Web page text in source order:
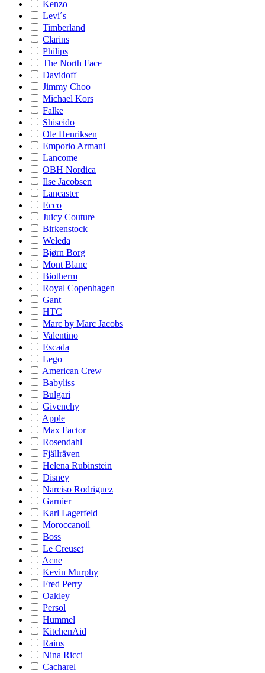
Kenzo
Levi´s
Timberland
Clarins
Philips
The North Face
Davidoff
Jimmy Choo
Michael Kors
Falke
Shiseido
Ole Henriksen
Emporio Armani
Lancome
OBH Nordica
Ilse Jacobsen
Lancaster
Ecco
Juicy Couture
Birkenstock
Weleda
Bjørn Borg
Mont Blanc
Biotherm
Royal Copenhagen
Gant
HTC
Marc by Marc Jacobs
Valentino
Escada
Lego
American Crew
Babyliss
Bulgari
Givenchy
Apple
Max Factor
Rosendahl
Fjällräven
Helena Rubinstein
Disney
Narciso Rodriguez
Garnier
Karl Lagerfeld
Moroccanoil
Boss
Le Creuset
Acne
Kevin Murphy
Fred Perry
Oakley
Persol
Hummel
KitchenAid
Rains
Nina Ricci
Cacharel